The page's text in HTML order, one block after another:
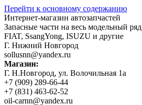
Перейти к основному содержанию
Интернет-магазин автозапчастей
Запасные части на весь модельный ряд
FIAT, SsangYong, ISUZU и другие
Г. Нижний Новгород
sollusnn@yandex.ru
Магазин:
Г. Н.Новгород, ул. Волочильная 1а
+7 (909) 289-66-44
+7 (831) 463-62-52
oil-carnn@yandex.ru